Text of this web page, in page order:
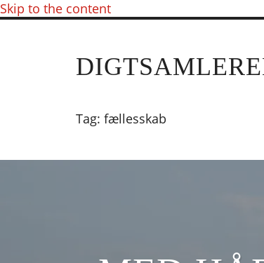
Skip to the content
Tag: fællesskab